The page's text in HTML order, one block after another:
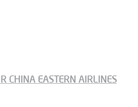
CHINA EASTERN AIRLINES